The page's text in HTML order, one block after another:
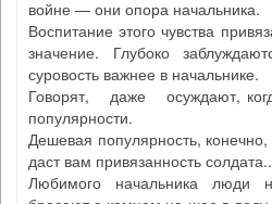
войне — они опора начальника.
Воспитание этого чувства
значение. Глубоко
суровость важнее в начальнике.
Говорят, даже осуждают,
популярности.
Дешевая популярность,
даст вам привязанность
Любимого начальника люди